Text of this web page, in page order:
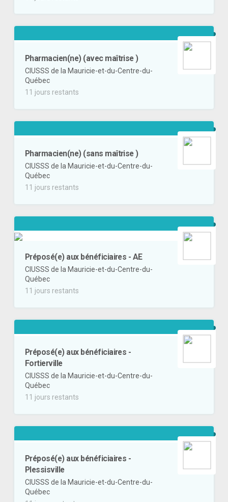
Pharmacien(ne) (avec maîtrise )
CIUSSS de la Mauricie-et-du-Centre-du-
Québec
11 jours restants
Pharmacien(ne) (sans maîtrise )
CIUSSS de la Mauricie-et-du-Centre-du-
Québec
11 jours restants
Préposé(e) aux bénéficiaires - AE
CIUSSS de la Mauricie-et-du-Centre-du-
Québec
11 jours restants
Préposé(e) aux bénéficiaires -
Fortierville
CIUSSS de la Mauricie-et-du-Centre-du-
Québec
11 jours restants
Préposé(e) aux bénéficiaires -
Plessisville
CIUSSS de la Mauricie-et-du-Centre-du-
Québec